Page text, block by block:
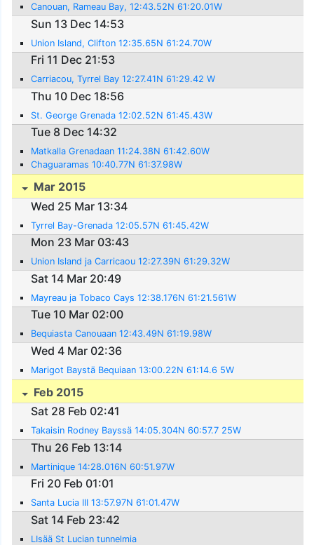
Canouan, Rameau Bay, 12:43.52N 61:20.01W
Sun 13 Dec 14:53
Union Island, Clifton 12:35.65N 61:24.70W
Fri 11 Dec 21:53
Carriacou, Tyrrel Bay 12:27.41N 61:29.42 W
Thu 10 Dec 18:56
St. George Grenada 12:02.52N 61:45.43W
Tue 8 Dec 14:32
Matkalla Grenadaan 11:24.38N 61:42.60W
Chaguaramas 10:40.77N 61:37.98W
Mar 2015
Wed 25 Mar 13:34
Tyrrel Bay-Grenada 12:05.57N 61:45.42W
Mon 23 Mar 03:43
Union Island ja Carricaou 12:27.39N 61:29.32W
Sat 14 Mar 20:49
Mayreau ja Tobaco Cays 12:38.176N 61:21.561W
Tue 10 Mar 02:00
Bequiasta Canouaan 12:43.49N 61:19.98W
Wed 4 Mar 02:36
Marigot Baystä Bequiaan 13:00.22N 61:14.6 5W
Feb 2015
Sat 28 Feb 02:41
Takaisin Rodney Bayssä 14:05.304N 60:57.7 25W
Thu 26 Feb 13:14
Martinique 14:28.016N 60:51.97W
Fri 20 Feb 01:01
Santa Lucia III 13:57.97N 61:01.47W
Sat 14 Feb 23:42
LIsää St Lucian tunnelmia